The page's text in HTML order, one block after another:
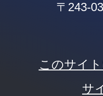
〒243-
このサイ
サ